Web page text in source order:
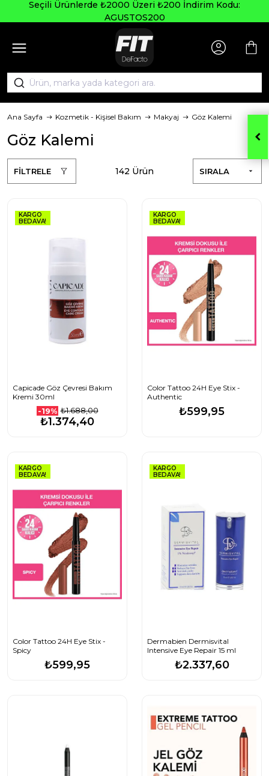
Seçili Ürünlerde ₺2000 Üzeri ₺200 İndirim Kodu:
AGUSTOS200
Ana Sayfa Kozmetik - Kişisel Bakım Makyaj Göz Kalemi
Göz Kalemi
FİLTRELE SIRALA
142 Ürün
KARGO
BEDAVA!
Capicade Göz Çevresi Bakım
Kremi 30ml
-19% ₺1.688,00
₺1.374,40
KARGO
BEDAVA!
Color Tattoo 24H Eye Stix -
Authentic
₺599,95
KARGO
BEDAVA!
Color Tattoo 24H Eye Stix -
Spicy
₺599,95
KARGO
BEDAVA!
Dermabien Dermisvital
Intensive Eye Repair 15 ml
₺2.337,60